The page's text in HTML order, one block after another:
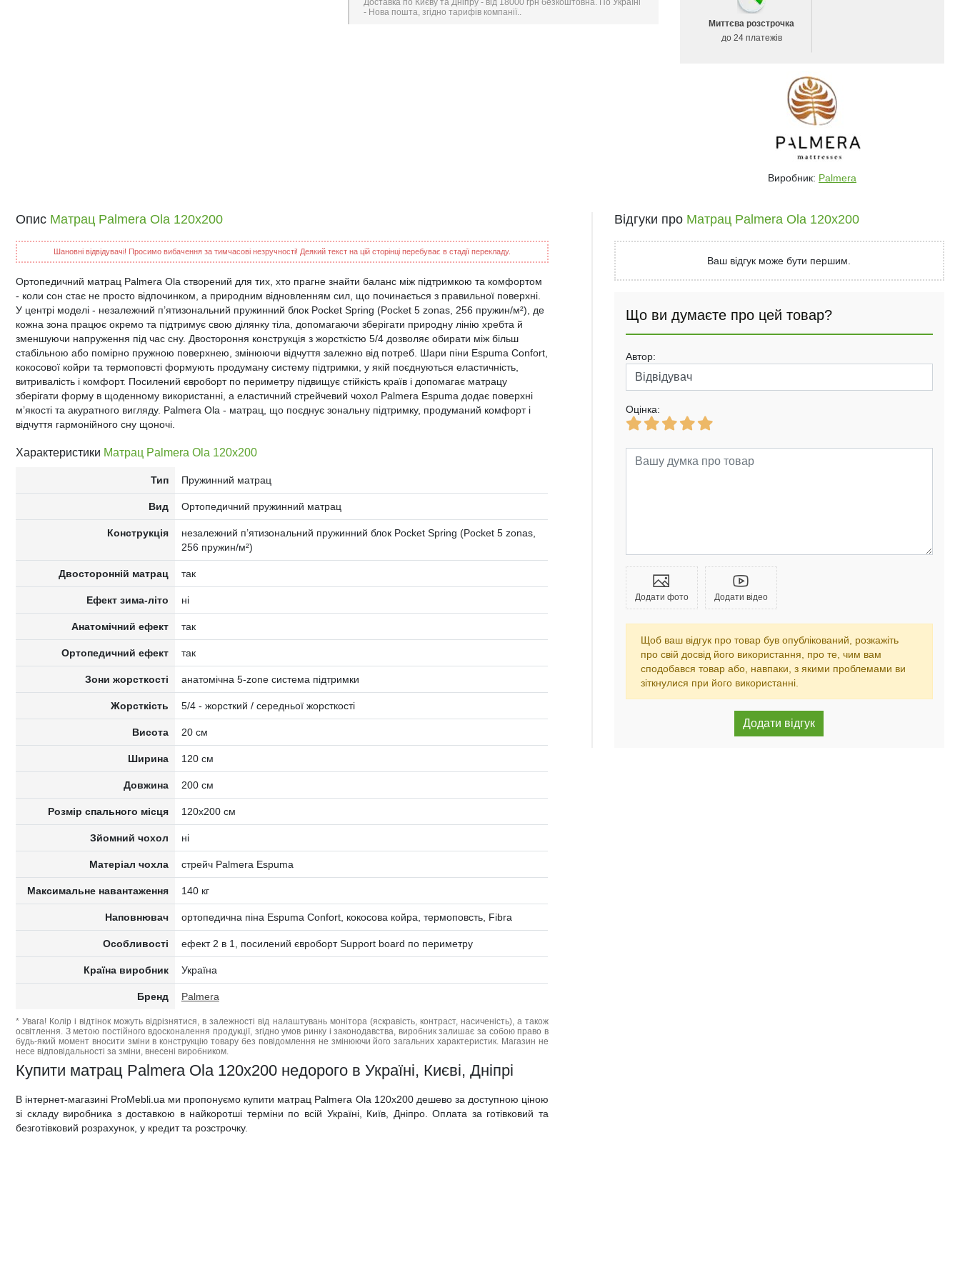
Доставка по Києву та Дніпру - від 18000 грн безкоштовна. По Україні
- Нова пошта, згідно тарифів компанії..
Миттєва розстрочка
до 24 платежів
Виробник: Palmera
Опис Матрац Palmera Ola 120x200
Шановні відвідувачі! Просимо вибачення за тимчасові незручності! Деякий текст на цій сторінці перебуває в стадії перекладу.
Ортопедичний матрац Palmera Ola створений для тих, хто прагне знайти баланс між підтримкою та комфортом
- коли сон стає не просто відпочинком, а природним відновленням сил, що починається з правильної поверхні.
У центрі моделі - незалежний п’ятизональний пружинний блок Pocket Spring (Pocket 5 zonas, 256 пружин/м²), де
кожна зона працює окремо та підтримує свою ділянку тіла, допомагаючи зберігати природну лінію хребта й
зменшуючи напруження під час сну. Двостороння конструкція з жорсткістю 5/4 дозволяє обирати між більш
стабільною або помірно пружною поверхнею, змінюючи відчуття залежно від потреб. Шари піни Espuma Confort,
кокосової койри та термоповсті формують продуману систему підтримки, у якій поєднуються еластичність,
витривалість і комфорт. Посилений євроборт по периметру підвищує стійкість країв і допомагає матрацу
зберігати форму в щоденному використанні, а еластичний стрейчевий чохол Palmera Espuma додає поверхні
м’якості та акуратного вигляду. Palmera Ola - матрац, що поєднує зональну підтримку, продуманий комфорт і
відчуття гармонійного сну щоночі.
Характеристики Матрац Palmera Ola 120x200
Тип Пружинний матрац
Вид Ортопедичний пружинний матрац
Конструкція
незалежний п’ятизональний пружинний блок Pocket Spring (Pocket 5 zonas,
256 пружин/м²)
Двосторонній матрац так
Ефект зима-літо ні
Анатомічний ефект так
Ортопедичний ефект так
Зони жорсткості анатомічна 5-zone система підтримки
Жорсткість 5/4 - жорсткий / середньої жорсткості
Висота 20 см
Ширина 120 см
Довжина 200 см
Розмір спального місця 120x200 см
Зйомний чохол ні
Матеріал чохла стрейч Palmera Espuma
Максимальне навантаження 140 кг
Наповнювач ортопедична піна Espuma Confort, кокосова койра, термоповсть, Fibra
Особливості ефект 2 в 1, посилений євроборт Support board по периметру
Країна виробник Україна
Бренд Palmera
* Увага! Колір і відтінок можуть відрізнятися, в залежності від налаштувань монітора (яскравість, контраст, насиченість), а також
освітлення. З метою постійного вдосконалення продукції, згідно умов ринку і законодавства, виробник залишає за собою право в
будь-який момент вносити зміни в конструкцію товару без повідомлення не змінюючи його загальних характеристик. Магазин не
несе відповідальності за зміни, внесені виробником.
Купити матрац Palmera Ola 120x200 недорого в Україні, Києві, Дніпрі
В інтернет-магазині ProMebli.ua ми пропонуємо купити матрац Palmera Ola 120x200 дешево за доступною ціною
зі складу виробника з доставкою в найкоротші терміни по всій Україні, Київ, Дніпро. Оплата за готівковий та
безготівковий розрахунок, у кредит та розстрочку.
Відгуки про Матрац Palmera Ola 120x200
Ваш відгук може бути першим.
Що ви думаєте про цей товар?
Автор:
Оцінка:
Додати фото Додати відео
Щоб ваш відгук про товар був опублікований, розкажіть
про свій досвід його використання, про те, чим вам
сподобався товар або, навпаки, з якими проблемами ви
зіткнулися при його використанні.